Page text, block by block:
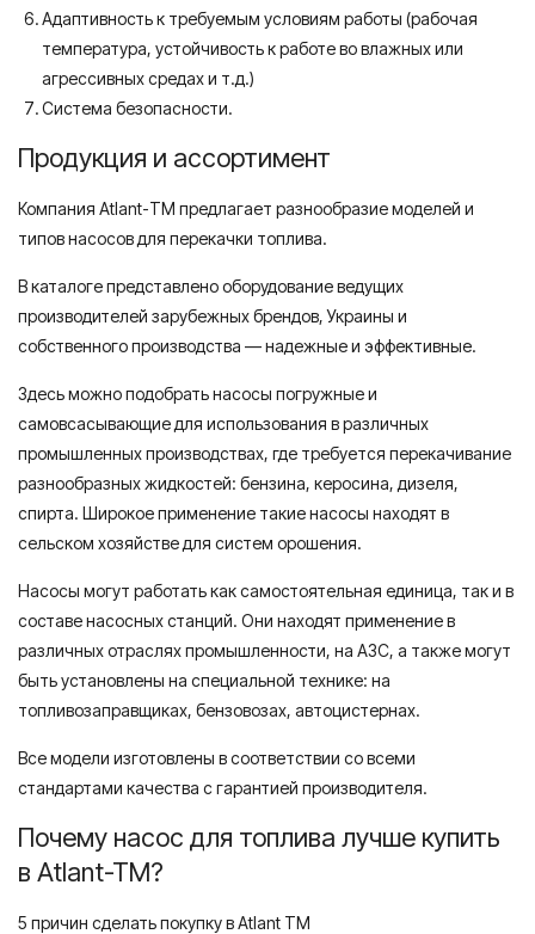
Адаптивность к требуемым условиям работы (рабочая
температура, устойчивость к работе во влажных или
агрессивных средах и т.д.)
Система безопасности.
Продукция и ассортимент
Компания Atlant-ТМ предлагает разнообразие моделей и
типов насосов для перекачки топлива.
В каталоге представлено оборудование ведущих
производителей зарубежных брендов, Украины и
собственного производства — надежные и эффективные.
Здесь можно подобрать насосы погружные и
самовсасывающие для использования в различных
промышленных производствах, где требуется перекачивание
разнообразных жидкостей: бензина, керосина, дизеля,
спирта. Широкое применение такие насосы находят в
сельском хозяйстве для систем орошения.
Насосы могут работать как самостоятельная единица, так и в
составе насосных станций. Они находят применение в
различных отраслях промышленности, на АЗС, а также могут
быть установлены на специальной технике: на
топливозаправщиках, бензовозах, автоцистернах.
Все модели изготовлены в соответствии со всеми
стандартами качества с гарантией производителя.
Почему насос для топлива лучше купить
в Atlant-TM?
5 причин сделать покупку в Atlant TM